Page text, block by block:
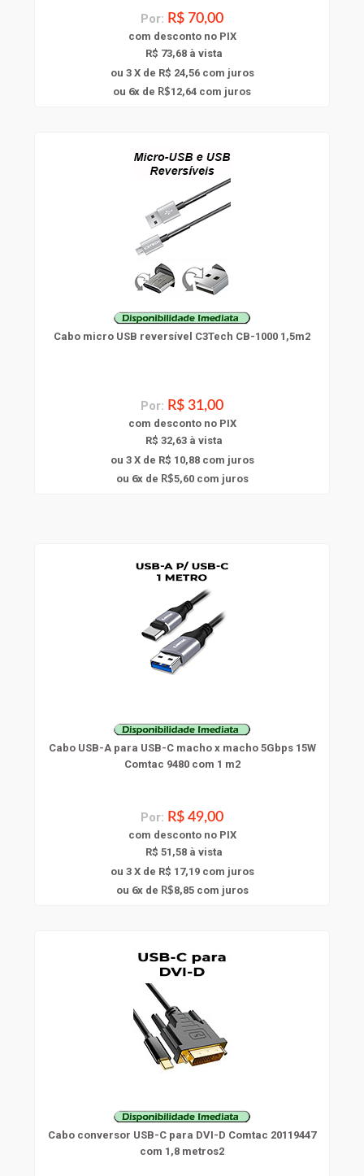
Por: R$ 70,00
com desconto no PIX
R$ 73,68 à vista
ou 3 X de R$ 24,56com juros
ou 6x de R$12,64 com juros
Cabo micro USB reversível C3Tech CB-1000 1,5m2
Por: R$ 31,00
com desconto no PIX
R$ 32,63 à vista
ou 3 X de R$ 10,88com juros
ou 6x de R$5,60com juros
Cabo USB-A para USB-C macho x macho 5Gbps 15W
Comtac 9480 com 1 m2
Por: R$ 49,00
com desconto no PIX
R$ 51,58 à vista
ou 3 X de R$ 17,19com juros
ou 6x de R$8,85com juros
Cabo conversor USB-C para DVI-D Comtac 20119447
com 1,8 metros2